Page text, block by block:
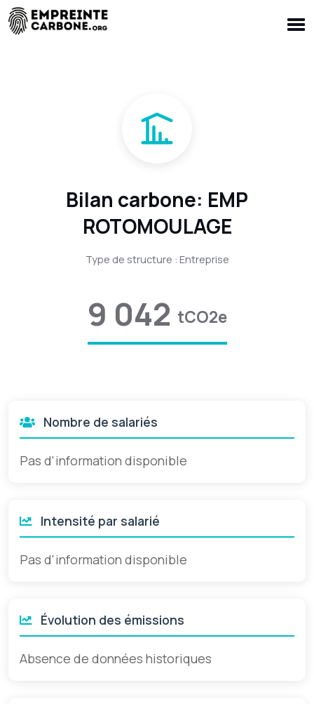
Bilan carbone: EMP
ROTOMOULAGE
Type de structure : Entreprise
9 042 tCO2e
Nombre de salariés
Pas d'information disponible
Intensité par salarié
Pas d'information disponible
Évolution des émissions
Absence de données historiques